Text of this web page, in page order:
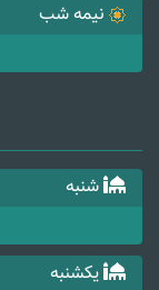
نیمه شب
شنبه
یکشنبه